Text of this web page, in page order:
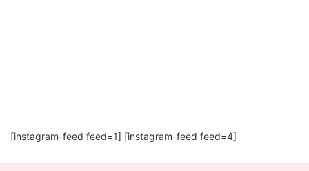
[instagram-feed feed=1] [instagram-feed feed=4]